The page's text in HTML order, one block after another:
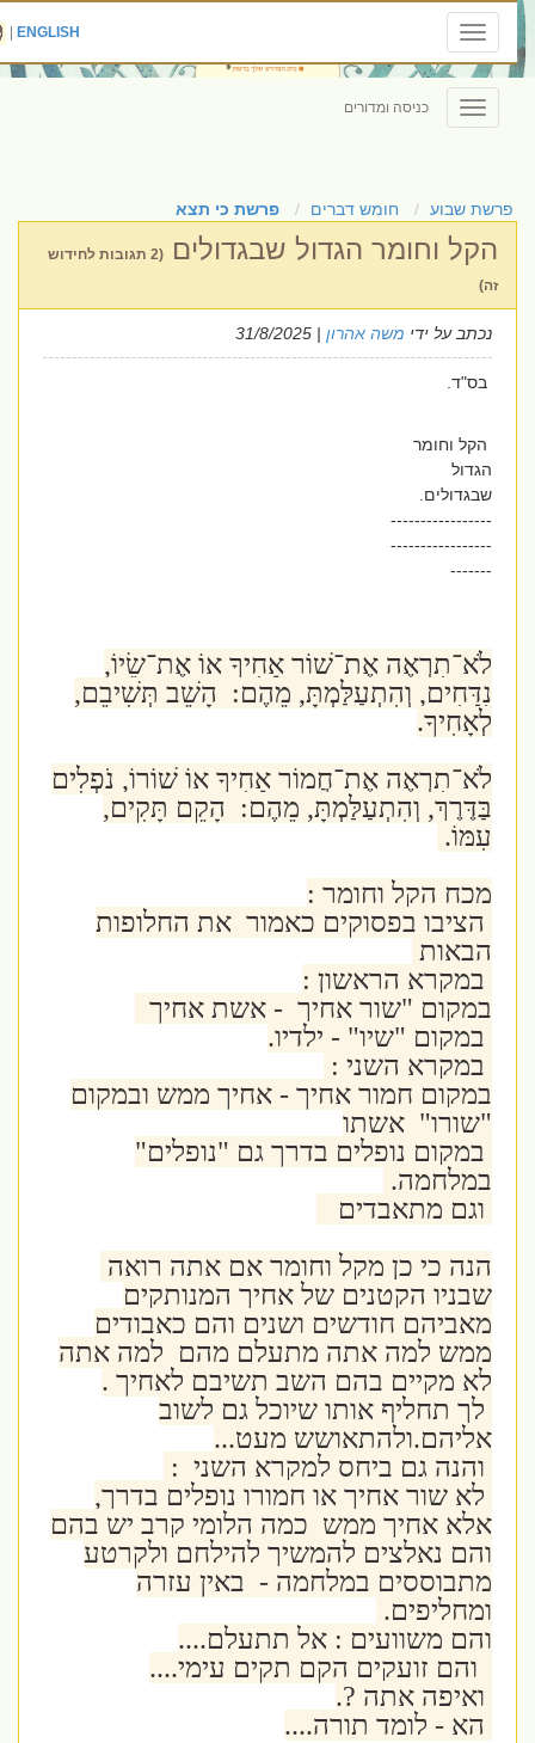
Toggle
navigation
ENGLISH
|
Toggle
navigation
כניסה ומדורים
פרשת שבוע חומש דברים פרשת כי תצא
הקל וחומר הגדול שבגדולים
(2 תגובות לחידוש
זה)
נכתב על ידימשה אהרון| 31/8/2025
בס"ד.
הקל וחומר
הגדול
שבגדולים.
-----------------
-----------------
-------
לֹא־תִרְאֶה אֶת־שׁוֹר אָחִיךָ אוֹ אֶת־שֵׂיוֹ,
נִדָּחִים, וְהִתְעַלַּמְתָּ, מֵהֶם: הָשֵׁב תְּשִׁיבֵם,
לְאָחִיךָ.
לֹא־תִרְאֶה אֶת־חֲמוֹר אָחִיךָ אוֹ שׁוֹרוֹ, נֹפְלִים
בַּדֶּרֶךְ, וְהִתְעַלַּמְתָּ, מֵהֶם: הָקֵם תָּקִים,
עִמּוֹ.
מכח הקל וחומר :
הציבו בפסוקים כאמור את החלופות
הבאות
במקרא הראשון :
במקום "שור אחיך - אשת אחיך
במקום "שיו" - ילדיו.
במקרא השני :
במקום חמור אחיך - אחיך ממש ובמקום
"שורו" אשתו
במקום נופלים בדרך גם "נופלים"
במלחמה.
וגם מתאבדים
הנה כי כן מקל וחומר אם אתה רואה
שבניו הקטנים של אחיך המנותקים
מאביהם חודשים ושנים והם כאבודים
ממש למה אתה מתעלם מהם למה אתה
לא מקיים בהם השב תשיבם לאחיך .
לך תחליף אותו שיוכל גם לשוב
אליהם.ולהתאושש מעט...
והנה גם ביחס למקרא השני :
לא שור אחיך או חמורו נופלים בדרך,
אלא אחיך ממש כמה הלומי קרב יש בהם
והם נאלצים להמשיך להילחם ולקרטע
מתבוססים במלחמה - באין עזרה
ומחליפים.
והם משוועים : אל תתעלם....
והם זועקים הקם תקים עימי....
ואיפה אתה ?.
הא - לומד תורה....